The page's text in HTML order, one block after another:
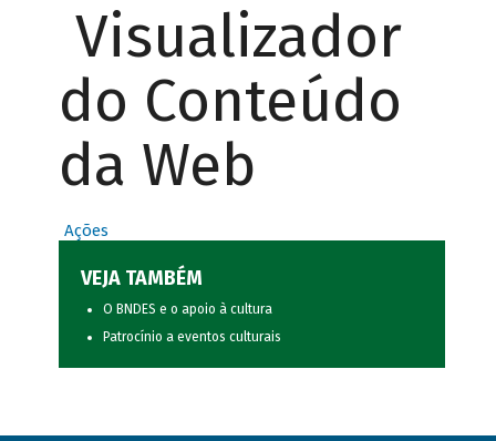
Visualizador
do Conteúdo
da Web
Ações
VEJA TAMBÉM
O BNDES e o apoio à cultura
Patrocínio a eventos culturais